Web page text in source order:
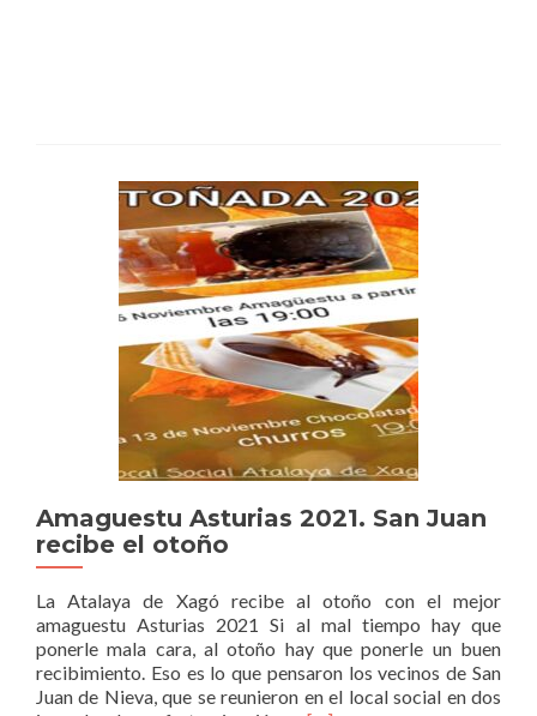
de
Estrellas»
bate
record
en
su
cuarta
edición
Amaguestu Asturias 2021. San Juan
recibe el otoño
La Atalaya de Xagó recibe al otoño con el mejor
amaguestu Asturias 2021 Si al mal tiempo hay que
ponerle mala cara, al otoño hay que ponerle un buen
recibimiento. Eso es lo que pensaron los vecinos de San
Juan de Nieva, que se reunieron en el local social en dos